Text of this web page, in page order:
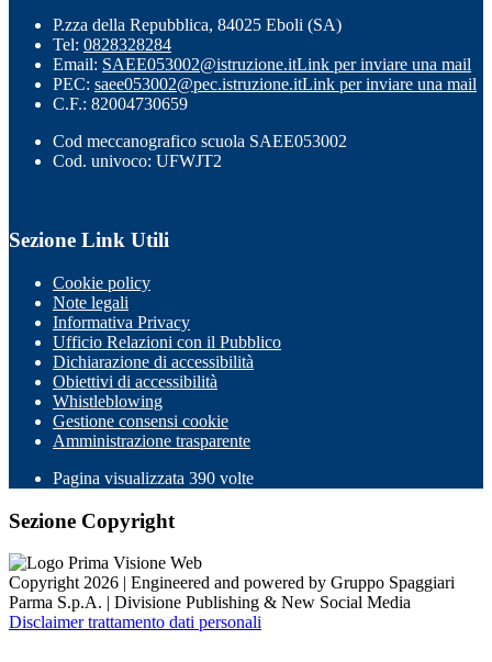
P.zza della Repubblica, 84025 Eboli (SA)
Tel: 0828328284
Email: SAEE053002@istruzione.itLink per inviare una mail
PEC: saee053002@pec.istruzione.itLink per inviare una mail
C.F.: 82004730659
Cod meccanografico scuola SAEE053002
Cod. univoco: UFWJT2
Sezione Link Utili
Cookie policy
Note legali
Informativa Privacy
Ufficio Relazioni con il Pubblico
Dichiarazione di accessibilità
Obiettivi di accessibilità
Whistleblowing
Gestione consensi cookie
Amministrazione trasparente
Pagina visualizzata 390 volte
Sezione Copyright
Copyright 2026 | Engineered and powered by Gruppo Spaggiari
Parma S.p.A. | Divisione Publishing & New Social Media
Disclaimer trattamento dati personali